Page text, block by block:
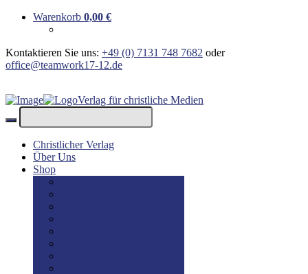
Warenkorb 0,00 €
Kontaktieren Sie uns: +49 (0) 7131 748 7682 oder
office@teamwork17-12.de
Verlag für christliche Medien
Christlicher Verlag
Über Uns
Shop